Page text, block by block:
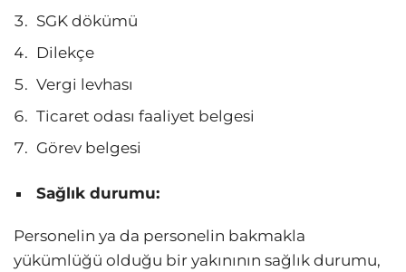
SGK dökümü
Dilekçe
Vergi levhası
Ticaret odası faaliyet belgesi
Görev belgesi
Sağlık durumu:
Personelin ya da personelin bakmakla
yükümlüğü olduğu bir yakınının sağlık durumu,